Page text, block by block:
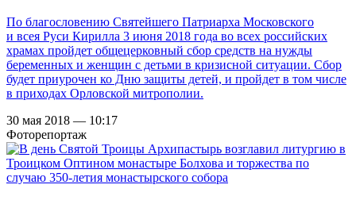
По благословению Святейшего Патриарха Московского
и всея Руси Кирилла 3 июня 2018 года во всех российских
храмах пройдет общецерковный сбор средств на нужды
беременных и женщин с детьми в кризисной ситуации. Сбор
будет приурочен ко Дню защиты детей, и пройдет в том числе
в приходах Орловской митрополии.
30 мая 2018 — 10:17
Фоторепортаж